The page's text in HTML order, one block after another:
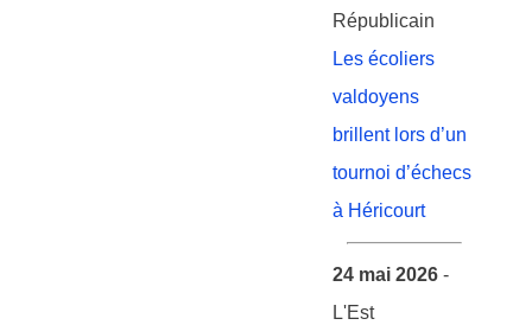
Républicain
Les écoliers
valdoyens
brillent lors d’un
tournoi d’échecs
à Héricourt
24 mai 2026 -
L'Est